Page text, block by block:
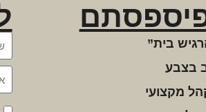
בית”
בצבע
מקצועי